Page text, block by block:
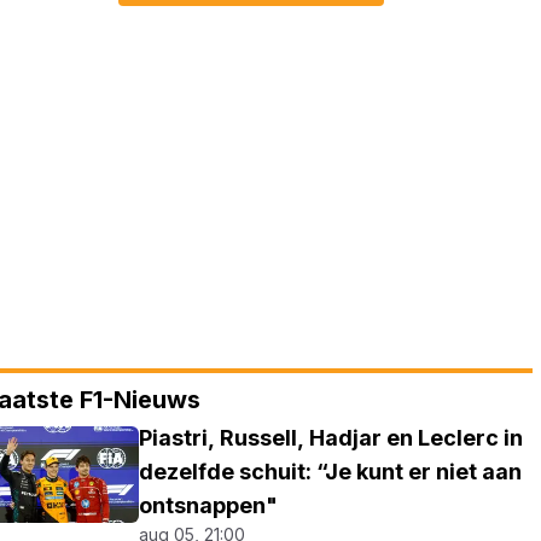
F1-Nieuws
Piastri, Russell, Hadjar en Leclerc in
dezelfde schuit: “Je kunt er niet aan
ontsnappen"
aug 05, 21:00